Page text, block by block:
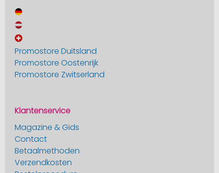
Promostore Duitsland
Promostore Oostenrijk
Promostore Zwitserland
Klantenservice
Magazine & Gids
Contact
Betaalmethoden
Verzendkosten